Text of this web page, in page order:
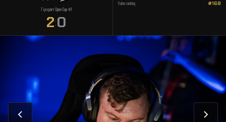
Tipsport Open Cup #1
2:0
Valve ranking #168